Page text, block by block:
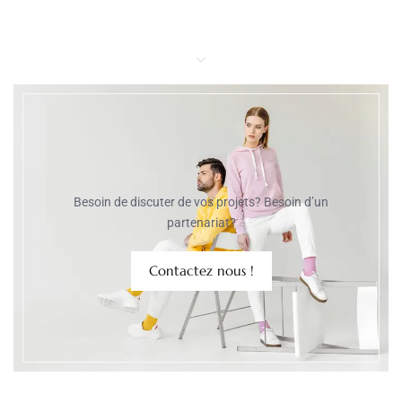
Besoin de discuter de vos projets? Besoin d’un
partenariat?
Contactez nous !